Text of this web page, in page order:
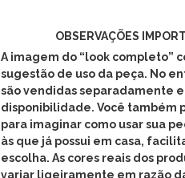
OBSERVAÇÕES
A imagem do “look completo”
sugestão de uso da peça. No
são vendidas separadamente
disponibilidade. Você também
para imaginar como usar sua
às que já possui em casa,
escolha. As cores reais dos
variar ligeiramente em razão